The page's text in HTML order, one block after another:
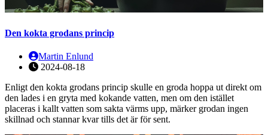
Den kokta grodans princip
Martin Enlund
2024-08-18
Enligt den kokta grodans princip skulle en groda hoppa ut direkt om
den lades i en gryta med kokande vatten, men om den istället
placeras i kallt vatten som sakta värms upp, märker grodan ingen
skillnad och stannar kvar tills det är för sent.